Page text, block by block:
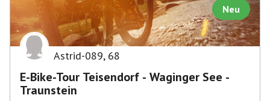
Neu
Astrid-089, 68
E-Bike-Tour Teisendorf - Waginger See -
Traunstein